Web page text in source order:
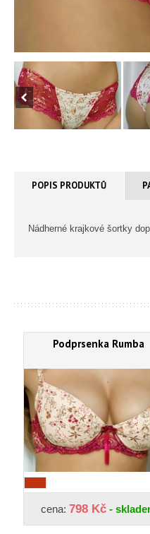
POPIS PRODUKTŮ
Nádherné krajkové šortky
Podprsenka Rumba
cena: 798 Kč -